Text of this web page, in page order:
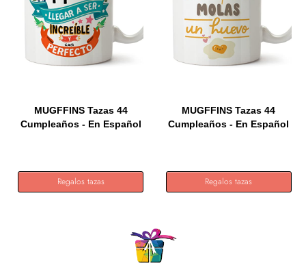
MUGFFINS Tazas 44
Cumpleaños - En Español
Regalos tazas
MUGFFINS Tazas 44
Cumpleaños - En Español
Regalos tazas